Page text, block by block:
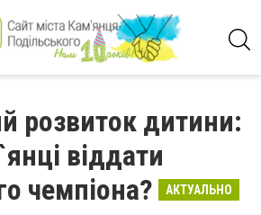
розвиток дитини:
віддати
чемпіона?
АКТУАЛЬНО